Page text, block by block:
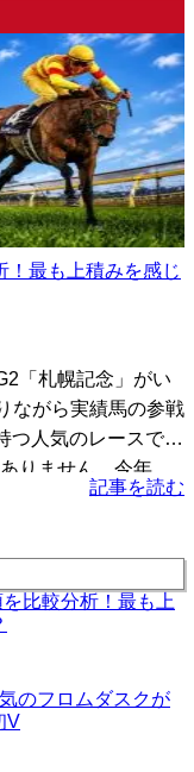
！最も上積みを感じ
「札幌記念」がい
ながら実績馬の参戦
つ人気のレースで、
りません。今年
記事を読む
比較分析！最も上
のフロムダスクが
V